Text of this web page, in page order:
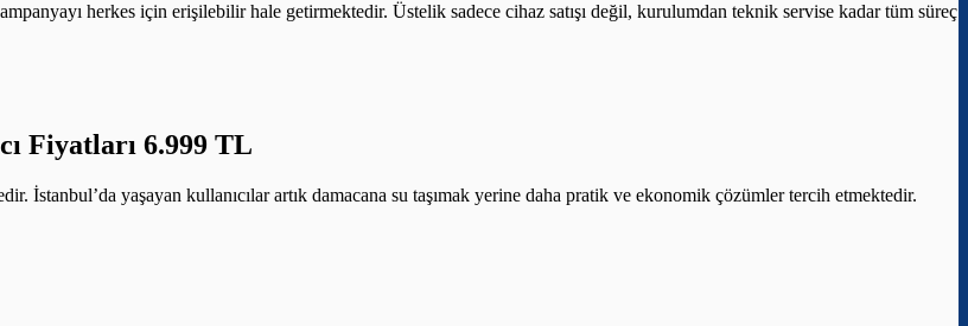
herkes için erişilebilir hale getirmektedir. Üstelik sadece cihaz satışı değil, kurulumdan teknik servise kadar tüm süreç
Fiyatları 6.999 TL
İstanbul’da yaşayan kullanıcılar artık damacana su taşımak yerine daha pratik ve ekonomik çözümler tercih etmektedir.